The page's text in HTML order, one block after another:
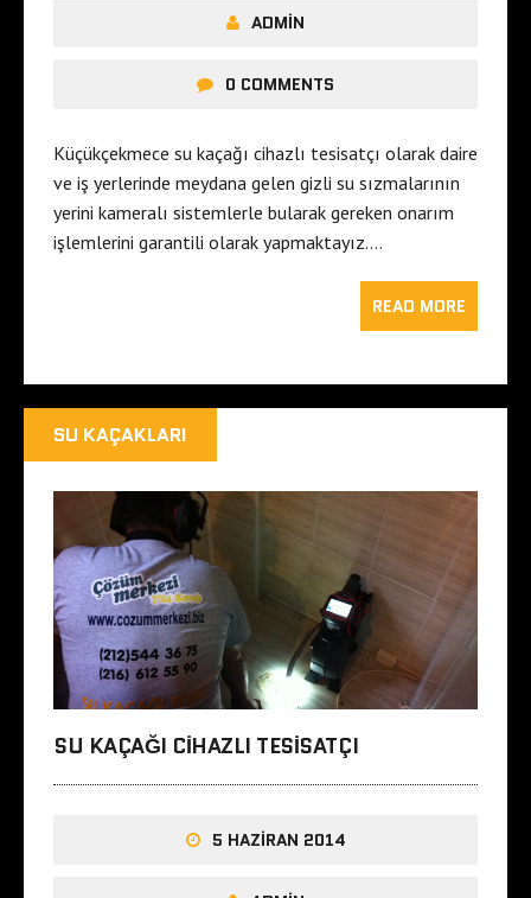
ADMIN
0 COMMENTS
Küçükçekmece su kaçağı cihazlı tesisatçı olarak daire
ve iş yerlerinde meydana gelen gizli su sızmalarının
yerini kameralı sistemlerle bularak gereken onarım
işlemlerini garantili olarak yapmaktayız….
READ MORE
SU KAÇAKLARI
SU KAÇAĞI CIHAZLI TESISATÇI
5 HAZIRAN 2014